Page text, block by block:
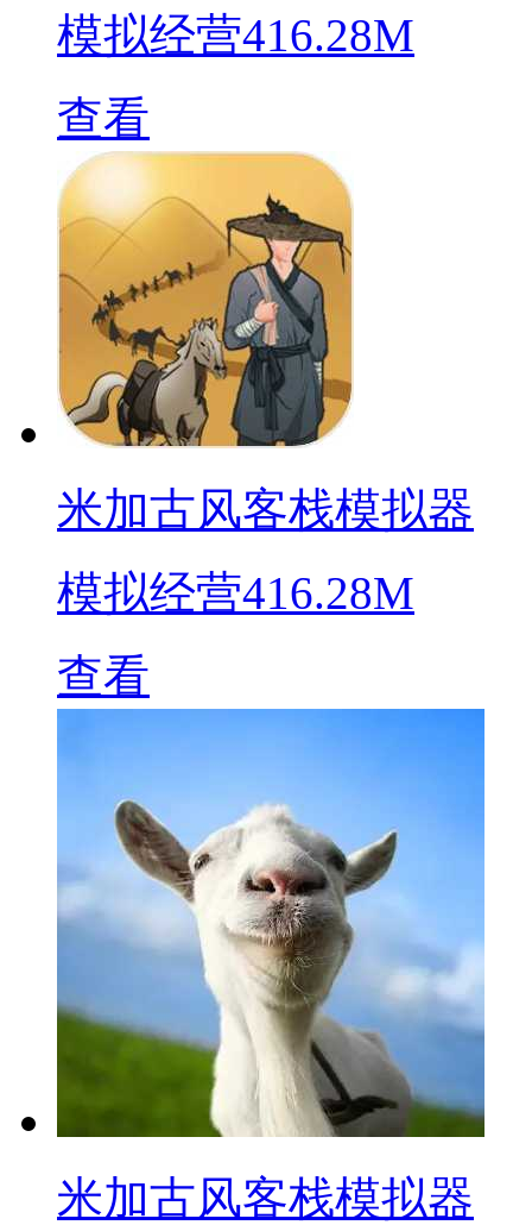
模拟经营416.28M
查看
米加古风客栈模拟器
模拟经营416.28M
查看
米加古风客栈模拟器